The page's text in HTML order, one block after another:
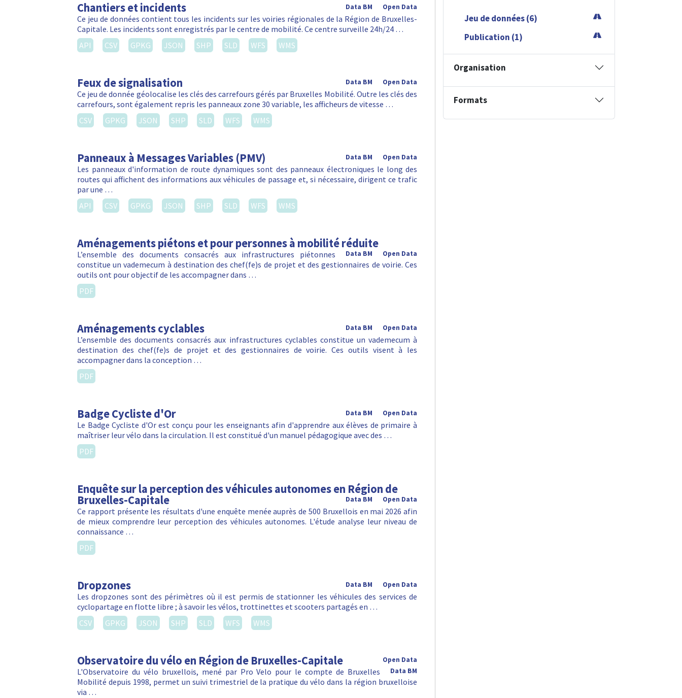
Chantiers et incidents Open Data
Data BM
Ce jeu de données contient tous les incidents sur les voiries régionales de la Région de Bruxelles-
Capitale. Les incidents sont enregistrés par le centre de mobilité. Ce centre surveille 24h/24 …
API
CSV GPKG JSON SHP SLD WFS WMS
Feux de signalisation Open Data
Data BM
Ce jeu de donnée géolocalise les clés des carrefours gérés par Bruxelles Mobilité. Outre les clés des
carrefours, sont également repris les panneaux zone 30 variable, les afficheurs de vitesse …
CSV
GPKG JSON SHP SLD WFS WMS
Panneaux à Messages Variables (PMV) Open Data
Data BM
Les panneaux d'information de route dynamiques sont des panneaux électroniques le long des
routes qui affichent des informations aux véhicules de passage et, si nécessaire, dirigent ce trafic
par une …
API
CSV GPKG JSON SHP SLD WFS WMS
Aménagements piétons et pour personnes à mobilité réduite
Open Data
Data BM
L’ensemble des documents consacrés aux infrastructures piétonnes
constitue un vademecum à destination des chef(fe)s de projet et des gestionnaires de voirie. Ces
outils ont pour objectif de les accompagner dans …
PDF
Aménagements cyclables Open Data
Data BM
L’ensemble des documents consacrés aux infrastructures cyclables constitue un vademecum à
destination des chef(fe)s de projet et des gestionnaires de voirie. Ces outils visent à les
accompagner dans la conception …
PDF
Badge Cycliste d'Or Open Data
Data BM
Le Badge Cycliste d'Or est conçu pour les enseignants afin d'apprendre aux élèves de primaire à
maîtriser leur vélo dans la circulation. Il est constitué d'un manuel pédagogique avec des …
PDF
Enquête sur la perception des véhicules autonomes en Région de
Bruxelles-Capitale Open Data
Data BM
Ce rapport présente les résultats d'une enquête menée auprès de 500 Bruxellois en mai 2026 afin
de mieux comprendre leur perception des véhicules autonomes. L'étude analyse leur niveau de
connaissance …
PDF
Dropzones Open Data
Data BM
Les dropzones sont des périmètres où il est permis de stationner les véhicules des services de
cyclopartage en flotte libre ; à savoir les vélos, trottinettes et scooters partagés en …
CSV
GPKG JSON SHP SLD WFS WMS
Observatoire du vélo en Région de Bruxelles-Capitale
Open Data
Data BM
L'Observatoire du vélo bruxellois, mené par Pro Velo pour le compte de Bruxelles
Mobilité depuis 1998, permet un suivi trimestriel de la pratique du vélo dans la région bruxelloise
via …
Jeu de données (6)
Publication (1)
Organisation
Formats